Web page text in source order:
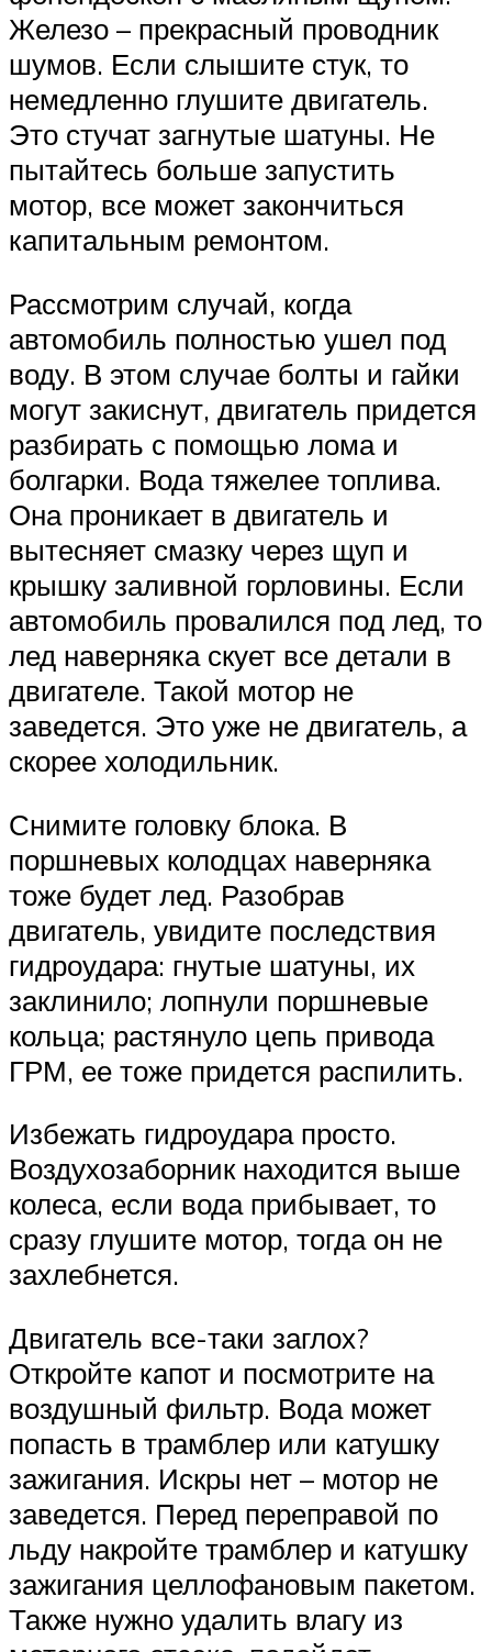
Железо – прекрасный проводник
шумов. Если слышите стук, то
немедленно глушите двигатель.
Это стучат загнутые шатуны. Не
пытайтесь больше запустить
мотор, все может закончиться
капитальным ремонтом.
Рассмотрим случай, когда
автомобиль полностью ушел под
воду. В этом случае болты и гайки
могут закиснут, двигатель придется
разбирать с помощью лома и
болгарки. Вода тяжелее топлива.
Она проникает в двигатель и
вытесняет смазку через щуп и
крышку заливной горловины. Если
автомобиль провалился под лед, то
лед наверняка скует все детали в
двигателе. Такой мотор не
заведется. Это уже не двигатель, а
скорее холодильник.
Снимите головку блока. В
поршневых колодцах наверняка
тоже будет лед. Разобрав
двигатель, увидите последствия
гидроудара: гнутые шатуны, их
заклинило; лопнули поршневые
кольца; растянуло цепь привода
ГРМ, ее тоже придется распилить.
Избежать гидроудара просто.
Воздухозаборник находится выше
колеса, если вода прибывает, то
сразу глушите мотор, тогда он не
захлебнется.
Двигатель все-таки заглох?
Откройте капот и посмотрите на
воздушный фильтр. Вода может
попасть в трамблер или катушку
зажигания. Искры нет – мотор не
заведется. Перед переправой по
льду накройте трамблер и катушку
зажигания целлофановым пакетом.
Также нужно удалить влагу из